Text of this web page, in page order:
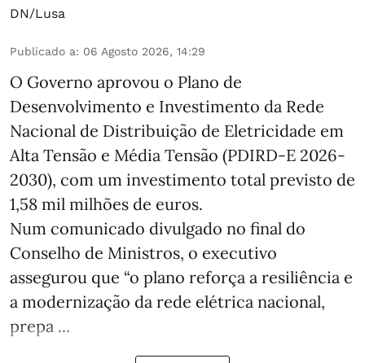
DN/Lusa
Publicado a: 06 Agosto 2026, 14:29
O Governo aprovou o Plano de
Desenvolvimento e Investimento da Rede
Nacional de Distribuição de Eletricidade em
Alta Tensão e Média Tensão (PDIRD-E 2026-
2030), com um investimento total previsto de
1,58 mil milhões de euros.
Num comunicado divulgado no final do
Conselho de Ministros, o executivo
assegurou que “o plano reforça a resiliência e
a modernização da rede elétrica nacional,
prepa ...